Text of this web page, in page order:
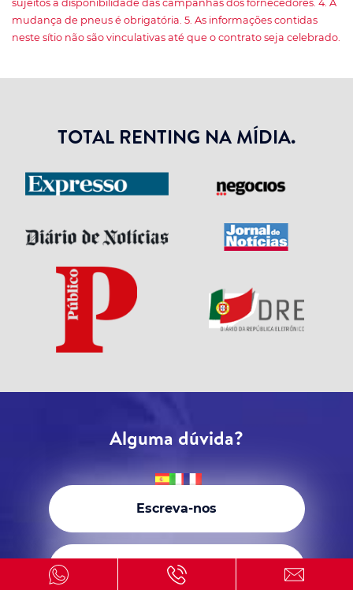
sujeitos à disponibilidade das campanhas dos fornecedores. 4. A
mudança de pneus é obrigatória. 5. As informações contidas
neste sítio não são vinculativas até que o contrato seja celebrado.
TOTAL RENTING NA MÍDIA.
Alguma dúvida?
Escreva-nos
Ligue-nos ao +351 935 134 812